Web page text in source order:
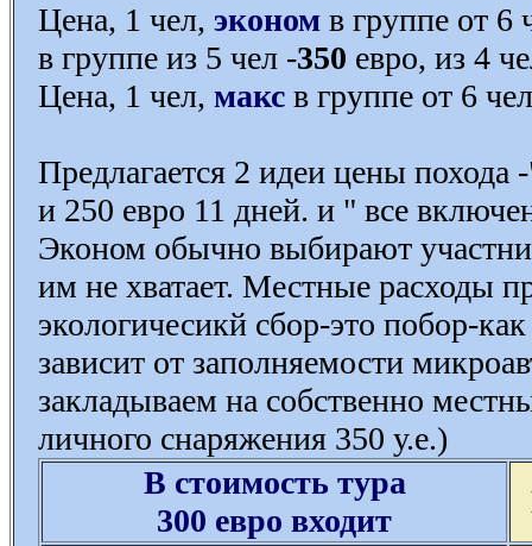
Цена, 1 чел, эконом в группе от 6
в группе из 5 чел -350 евро, из 4
Цена, 1 чел, макс в группе от 6
Предлагается 2 идеи цены
и 250 евро 11 дней. и " все
Эконом обычно выбирают
им не хватает. Местные расходы
экологичесикй сбор-это побор-
зависит от заполняемости
закладываем на собственно
личного снаряжения 350 у.е.)
В стоимость тура
300 евро входит